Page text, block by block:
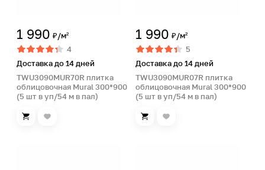
1 990 ₽/м²
4
Доставка до 14 дней
TWU3090MUR70R плитка
облицовочная Mural 300*900
(5 шт в уп/54 м в пал)
1 990 ₽/м²
5
Доставка до 14 дней
TWU3090MUR07R плитка
облицовочная Mural 300*900
(5 шт в уп/54 м в пал)